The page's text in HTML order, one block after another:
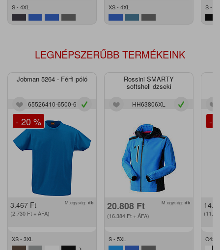
S - 4XL XS - 4XL S -
LEGNÉPSZERŰBB TERMÉKEINK
Jobman 5264 - Férfi póló
65526410-6500-6
- 20 %
3.467 Ft
(2.730 Ft + ÁFA)
M.egység: db
XS - 3XL
Rossini SMARTY
softshell dzseki
HH63806XL
20.808 Ft
(16.384 Ft + ÁFA)
M.egység: db
S - 5XL
-
C42 -